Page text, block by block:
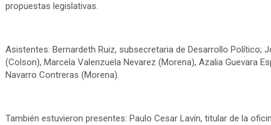
propuestas legislativas.
Asistentes: Bernardeth Ruiz, subsecretaria de Desarrollo Político;
(Colson), Marcela Valenzuela Nevarez (Morena), Azalia Guevara
Navarro Contreras (Morena).
También estuvieron presentes: Paulo Cesar Lavín, titular de la